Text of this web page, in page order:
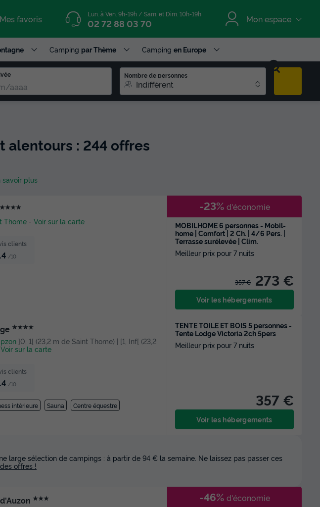
Mes favoris Lun. à Ven. 9h-19h / Sam. et Dim. 10h-19h
02 72 88 03 70 Mon espace
Camping par Thème Camping en Europe
Nombre de personnes
Indifférent
alentours : 244 offres
savoir plus
★★★★
Thome -Voir sur la carte
clients
/10
MOBILHOME 6 personnes - Mobil-
home | Comfort | 2 Ch. | 4/6 Pers. |
Terrasse surélevée | Clim.
Meilleur prix pour 7 nuits
357 € 273 €
-23% d'économie
Voir les hébergements
★★★★
]0, 1[ (23,2 m de Saint Thome) | [1, Inf[ (23,2
Voir sur la carte
clients
/10
intérieure Sauna Centre équestre
TENTE TOILE ET BOIS 5 personnes -
Tente Lodge Victoria 2ch 5pers
Meilleur prix pour 7 nuits
357 €
Voir les hébergements
★★★ -46% d'économie
large sélection de campings : à partir de 94 € la semaine. Ne laissez pas passer ces
offres !